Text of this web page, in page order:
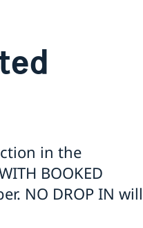
in the
BOOKED
NO DROP IN will